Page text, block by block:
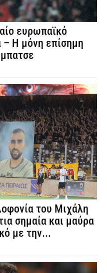
ευρωπαϊκό
Η μόνη επίσημη
του Μιχάλη
σημαία και μαύρα
με την...